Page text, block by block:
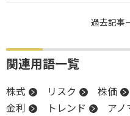
過去記事
関連用語一覧
株式 リスク 株価
金利
トレンド アノ